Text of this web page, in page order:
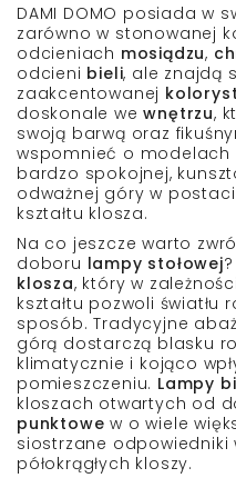
DAMI DOMO posiada w
zarówno w stonowanej
odcieniach mosiądzu,
odcieni bieli, ale znajdą
zaakcentowanej
doskonale wewnętrzu,
swoją barwą oraz
wspomnieć o modelach
bardzo spokojnej,
odważnej góry w postaci
kształtu klosza.
Na co jeszcze warto
doboru lampy stołowej
klosza, który w
kształtu pozwoli światłu
sposób.Tradycyjne
górą dostarczą blasku
klimatycznie i kojąco
pomieszczeniu. Lampy
kloszach otwartych od
punktowew o wiele
siostrzane odpowiedniki
półokrągłych kloszy.